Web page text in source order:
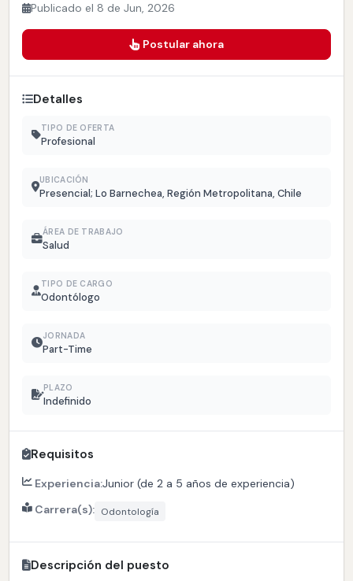
Publicado el 8 de Jun, 2026
Postular ahora
Detalles
TIPO DE OFERTA
Profesional
UBICACIÓN
Presencial; Lo Barnechea, Región Metropolitana, Chile
ÁREA DE TRABAJO
Salud
TIPO DE CARGO
Odontólogo
JORNADA
Part-Time
PLAZO
Indefinido
Requisitos
Experiencia:Junior (de 2 a 5 años de experiencia)
Carrera(s): Odontología
Descripción del puesto